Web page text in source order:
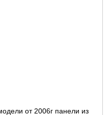
от 2006г панели из